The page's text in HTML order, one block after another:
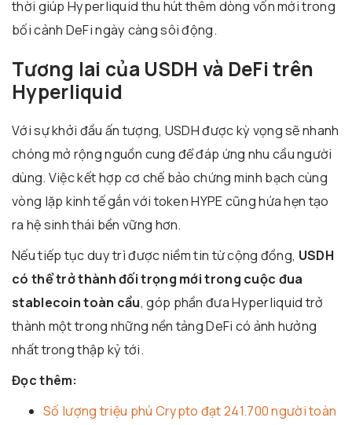
thời giúp Hyperliquid thu hút thêm dòng vốn mới trong
bối cảnh DeFi ngày càng sôi động.
Tương lai của USDH và DeFi trên
Hyperliquid
Với sự khởi đầu ấn tượng, USDH được kỳ vọng sẽ nhanh
chóng mở rộng nguồn cung để đáp ứng nhu cầu người
dùng. Việc kết hợp cơ chế bảo chứng minh bạch cùng
vòng lặp kinh tế gắn với token HYPE cũng hứa hẹn tạo
ra hệ sinh thái bền vững hơn.
Nếu tiếp tục duy trì được niềm tin từ cộng đồng, USDH
có thể trở thành đối trọng mới trong cuộc đua
stablecoin toàn cầu, góp phần đưa Hyperliquid trở
thành một trong những nền tảng DeFi có ảnh hưởng
nhất trong thập kỷ tới.
Đọc thêm:
Số lượng triệu phú Crypto đạt 241.700 người toàn